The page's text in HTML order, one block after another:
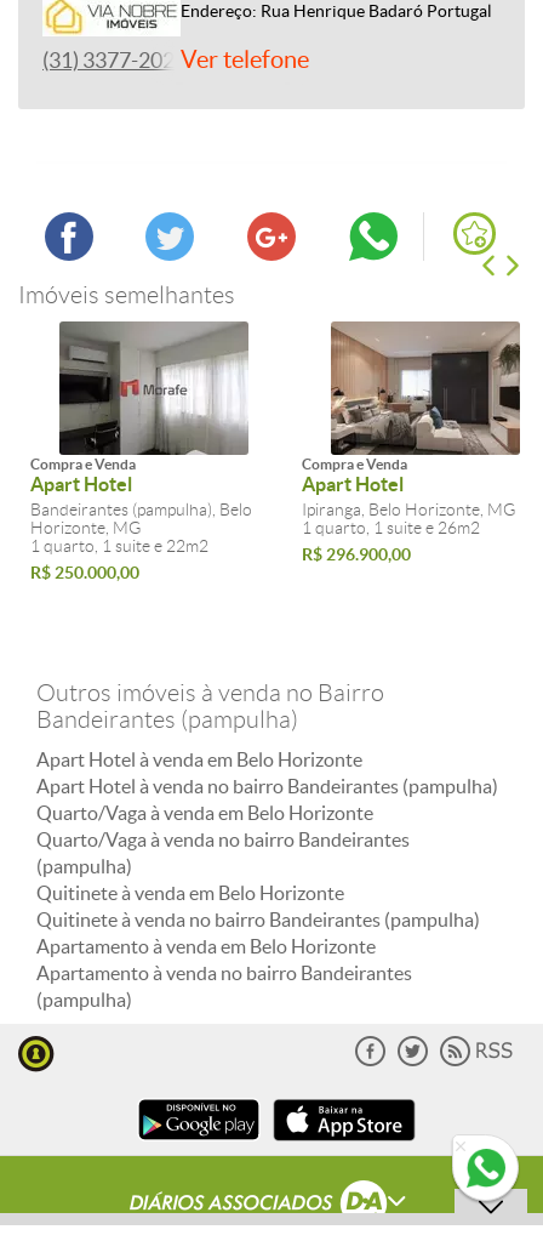
Endereço: Rua Henrique Badaró Portugal
(31) 3377-2020Ver telefone
Imóveis semelhantes
Compra e Venda
Apart Hotel
Bandeirantes (pampulha), Belo
Horizonte, MG
1 quarto, 1 suite e 22m2
R$ 250.000,00
Compra e Venda
Apart Hotel
Ipiranga, Belo Horizonte, MG
1 quarto, 1 suite e 26m2
R$ 296.900,00
Outros imóveis à venda no Bairro
Bandeirantes (pampulha)
Apart Hotel à venda em Belo Horizonte
Apart Hotel à venda no bairro Bandeirantes (pampulha)
Quarto/Vaga à venda em Belo Horizonte
Quarto/Vaga à venda no bairro Bandeirantes
(pampulha)
Quitinete à venda em Belo Horizonte
Quitinete à venda no bairro Bandeirantes (pampulha)
Apartamento à venda em Belo Horizonte
Apartamento à venda no bairro Bandeirantes
(pampulha)